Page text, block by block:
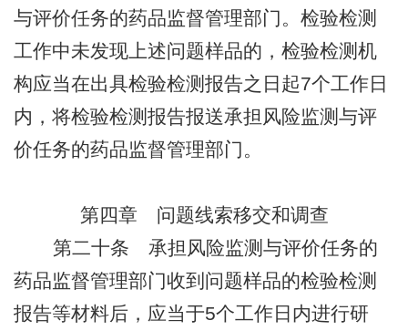
与评价任务的药品监督管理部门。检验检测
工作中未发现上述问题样品的，检验检测机
构应当在出具检验检测报告之日起7个工作日
内，将检验检测报告报送承担风险监测与评
价任务的药品监督管理部门。
第四章
问题线索移交和调查
第二十条 承担风险监测与评价任务的
药品监督管理部门收到问题样品的检验检测
报告等材料后，应当于5个工作日内进行研